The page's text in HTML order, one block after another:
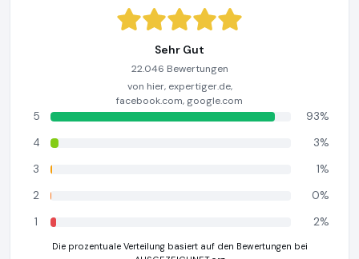
Sehr Gut
22.046 Bewertungen
von hier, expertiger.de,
facebook.com, google.com
5
93%
4
3%
3
1%
2
0%
1
2%
Die prozentuale Verteilung basiert auf den Bewertungen bei